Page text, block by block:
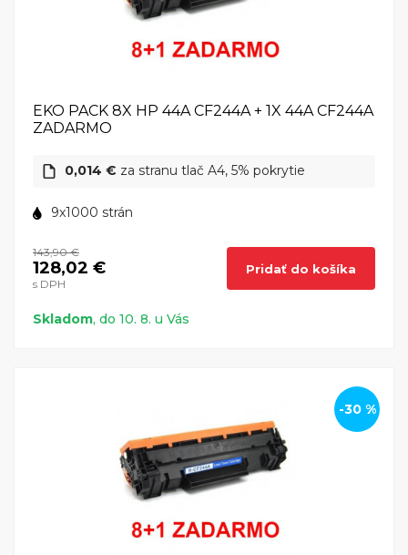
EKO PACK 8X HP 44A CF244A + 1X 44A CF244A
ZADARMO
0,014 € za stranu tlač A4, 5% pokrytie
9x1000 strán
143,90 €
128,02 €
s DPH
Pridať do košíka
Skladom, do 10. 8. u Vás
-30 %